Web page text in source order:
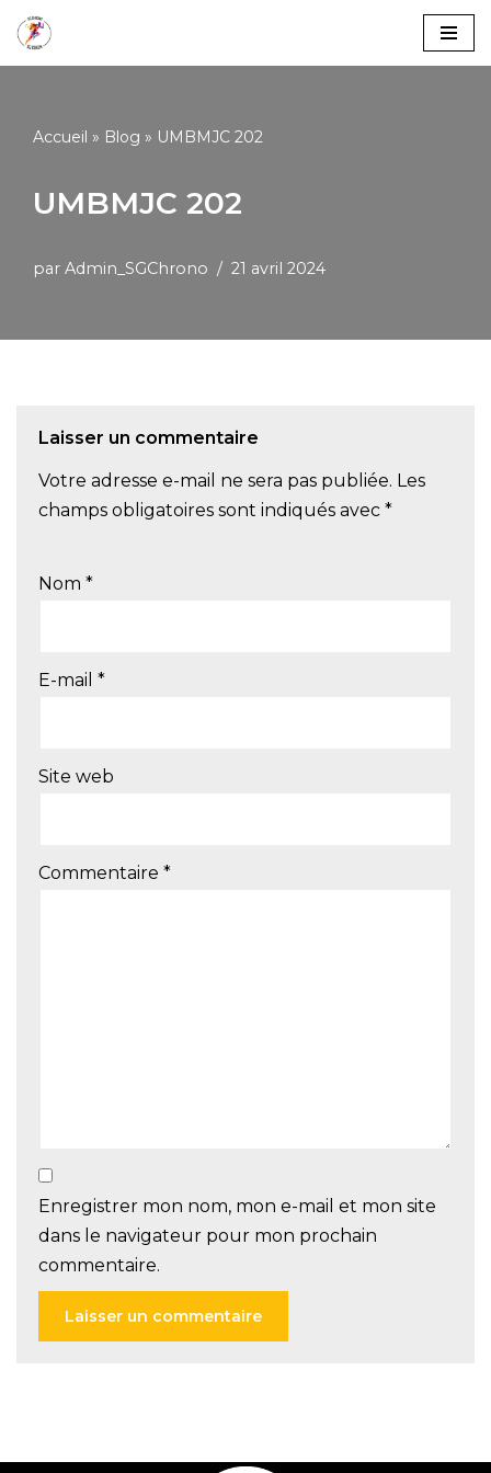
Aller
Accueil » Blog » UMBMJC 202
UMBMJC 202
par Admin_SGChrono 21 avril 2024
Laisser un commentaire
Votre adresse e-mail ne sera pas publiée. Les
champs obligatoires sont indiqués avec *
Nom *
E-mail *
Site web
Commentaire *
Enregistrer mon nom, mon e-mail et mon site
dans le navigateur pour mon prochain
commentaire.